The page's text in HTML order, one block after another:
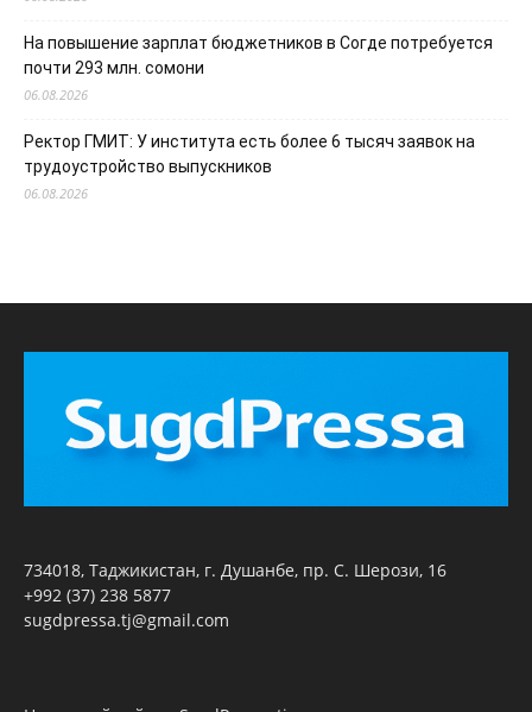
На повышение зарплат бюджетников в Согде потребуется
почти 293 млн. сомони
06.08.2026
Ректор ГМИТ: У института есть более 6 тысяч заявок на
трудоустройство выпускников
06.08.2026
734018, Таджикистан, г. Душанбе, пр. С. Шерози, 16
+992 (37) 238 5877
sugdpressa.tj@gmail.com